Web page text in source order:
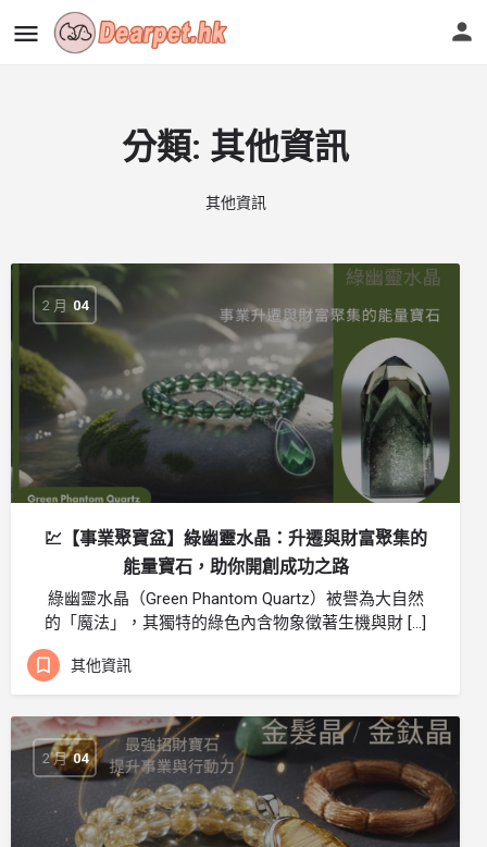
分類: 其他資訊
其他資訊
2 月 04
💹【事業聚寶盆】綠幽靈水晶：升遷與財富聚集的
能量寶石，助你開創成功之路
綠幽靈水晶（Green Phantom Quartz）被譽為大自然
的「魔法」，其獨特的綠色內含物象徵著生機與財 […]
其他資訊
2 月 04